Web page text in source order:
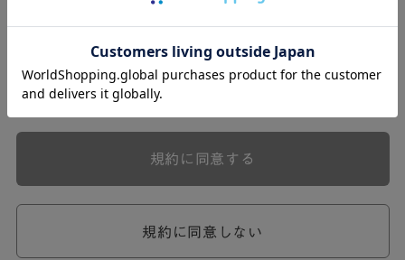
本規約は、会員と弊社との間のサービスの利用に関わる一
切の関係に適用されるものとします。
弊社が一連のサービスを提供するにあたり、本規約のほ
ら個別規定はその名称のいかんに関わらず、本規約の一部
めが優先されるものとします。
規約に同意しない
規約に同意する